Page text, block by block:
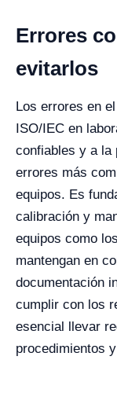
Errores
evitarlos
Los errores en
ISO/IEC en
confiables y a la
errores más
equipos. Es
calibración y
equipos como
mantengan en
documentación
cumplir con los
esencial llevar
procedimientos